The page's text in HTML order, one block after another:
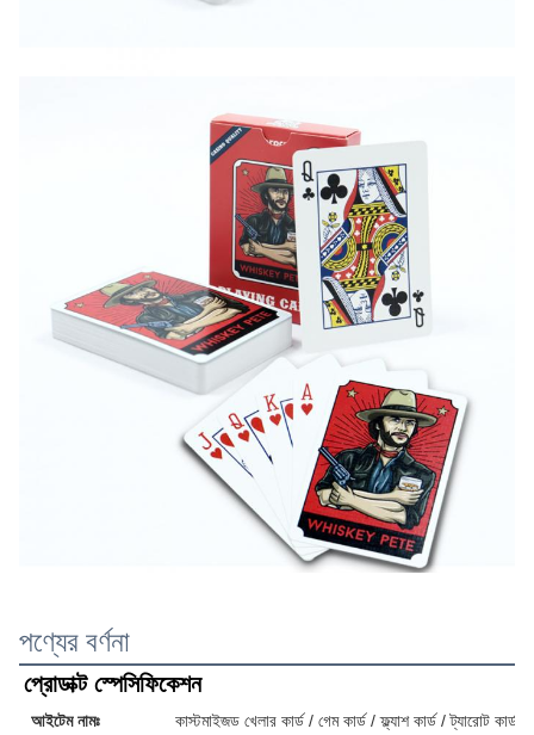
পণ্যের বর্ণনা
প্রোডাক্ট স্পেসিফিকেশন
আইটেম নামঃ কাস্টমাইজড খেলার কার্ড / গেম কার্ড / ফ্ল্যাশ কার্ড / ট্যারোট কার্ড /